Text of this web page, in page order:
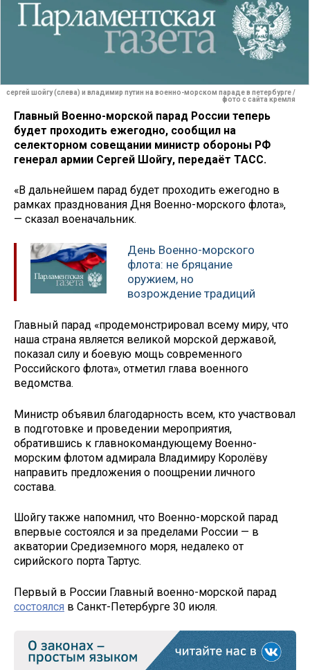
сергей шойгу (слева) и владимир путин на военно-морском параде в петербурге /
фото с сайта кремля
Главный Военно-морской парад России теперь
будет проходить ежегодно, сообщил на
селекторном совещании министр обороны РФ
генерал армии Сергей Шойгу, передаёт ТАСС.
«В дальнейшем парад будет проходить ежегодно в
рамках празднования Дня Военно-морского флота»,
— сказал военачальник.
День Военно-морского
флота: не бряцание
оружием, но
возрождение традиций
Главный парад «продемонстрировал всему миру, что
наша страна является великой морской державой,
показал силу и боевую мощь современного
Российского флота», отметил глава военного
ведомства.
Министр объявил благодарность всем, кто участвовал
в подготовке и проведении мероприятия,
обратившись к главнокомандующему Военно-
морским флотом адмирала Владимиру Королёву
направить предложения о поощрении личного
состава.
Шойгу также напомнил, что Военно-морской парад
впервые состоялся и за пределами России — в
акватории Средиземного моря, недалеко от
сирийского порта Тартус.
Первый в России Главный военно-морской парад
состоялся в Санкт-Петербурге 30 июля.